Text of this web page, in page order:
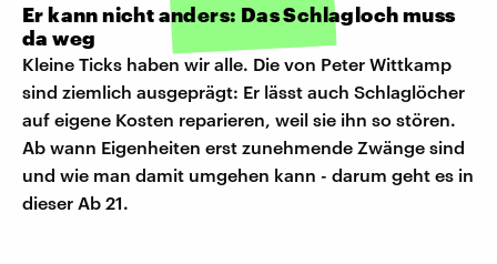
Er kann nicht anders: Das Schlagloch muss
da weg
Kleine Ticks haben wir alle. Die von Peter Wittkamp
sind ziemlich ausgeprägt: Er lässt auch Schlaglöcher
auf eigene Kosten reparieren, weil sie ihn so stören.
Ab wann Eigenheiten erst zunehmende Zwänge sind
und wie man damit umgehen kann - darum geht es in
dieser Ab 21.